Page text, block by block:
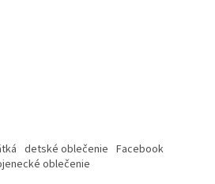
detské oblečenie Facebook
oblečenie